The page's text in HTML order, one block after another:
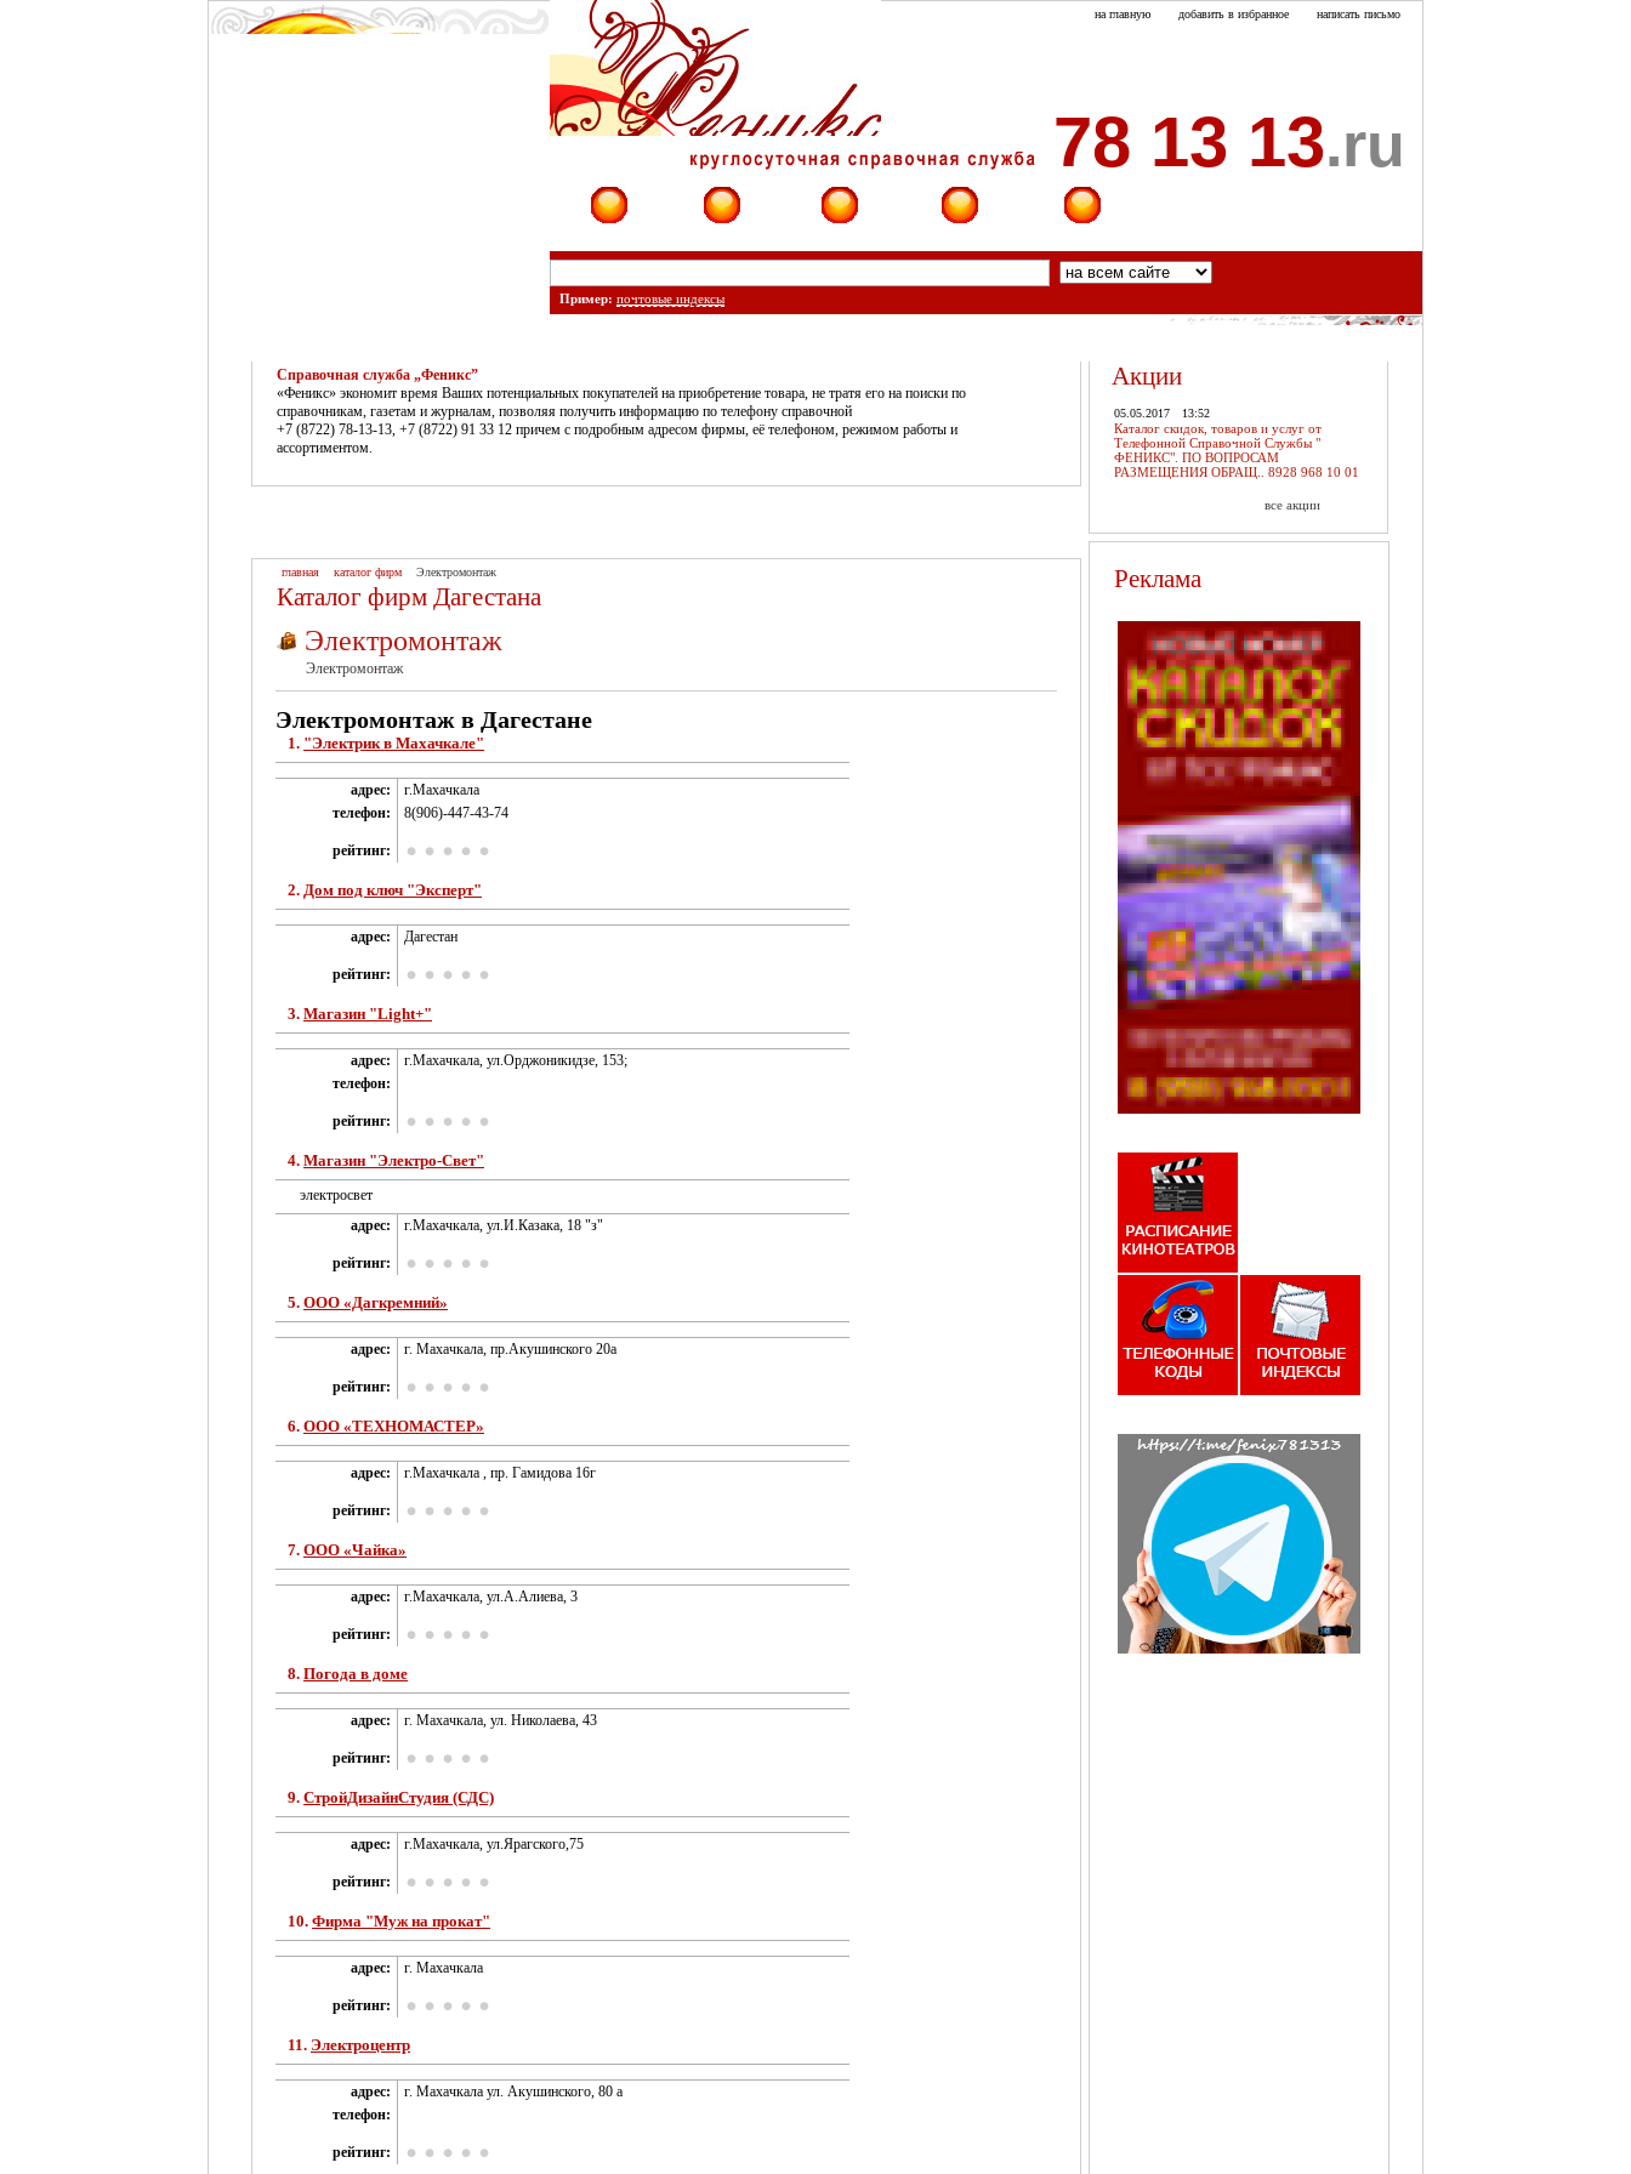
на главную добавить в избранное написать письмо
78 13 13.ru
Пример: почтовые индексы
Справочная служба „Феникс”
«Феникс» экономит время Ваших потенциальных покупателей на приобретение товара, не тратя его на поиски по
справочникам, газетам и журналам, позволяя получить информацию по телефону справочной
+7 (8722) 78-13-13, +7 (8722) 91 33 12 причем с подробным адресом фирмы, её телефоном, режимом работы и
ассортиментом.
главная каталог фирм Электромонтаж
Каталог фирм Дагестана
Электромонтаж
Электромонтаж
Электромонтаж в Дагестане
1. "Электрик в Махачкале"
адрес:
г.Махачкала
телефон:
8(906)-447-43-74
рейтинг:
2. Дом под ключ "Эксперт"
адрес: Дагестан
рейтинг:
3. Магазин "Light+"
адрес:
г.Махачкала, ул.Орджоникидзе, 153;
телефон:
рейтинг:
4. Магазин "Электро-Cвет"
электросвет
адрес:
г.Махачкала, ул.И.Казака, 18 "з"
рейтинг:
5. ООО «Дагкремний»
адрес: г. Махачкала, пр.Акушинского 20а
рейтинг:
6. ООО «ТЕХНОМАСТЕР»
адрес: г.Махачкала , пр. Гамидова 16г
рейтинг:
7. ООО «Чайка»
адрес: г.Махачкала, ул.А.Алиева, 3
рейтинг:
8. Погода в доме
адрес: г. Махачкала, ул. Николаева, 43
рейтинг:
9. СтройДизайнСтудия (СДС)
адрес: г.Махачкала, ул.Ярагского,75
рейтинг:
10. Фирма "Муж на прокат"
адрес: г. Махачкала
рейтинг:
11. Электроцентр
адрес:
г. Махачкала ул. Акушинского, 80 а
телефон:
рейтинг:
Акции
05.05.2017 13:52
Каталог скидок, товаров и услуг от
Телефонной Справочной Службы "
ФЕНИКС". ПО ВОПРОСАМ
РАЗМЕЩЕНИЯ ОБРАЩ.. 8928 968 10 01
все акции
Реклама